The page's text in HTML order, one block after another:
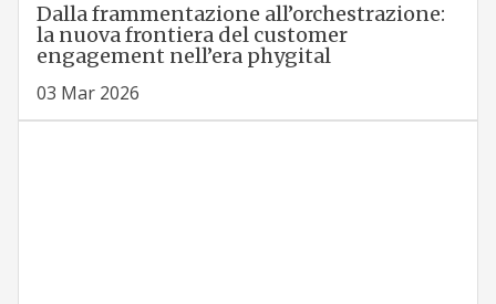
Dalla frammentazione all’orchestrazione:
la nuova frontiera del customer
engagement nell’era phygital
03 Mar 2026